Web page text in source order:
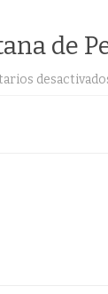
de